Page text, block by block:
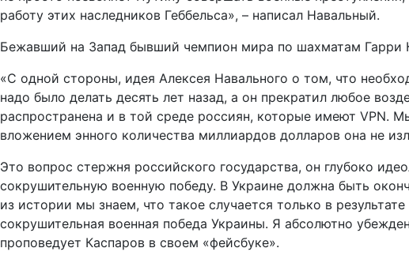
работу этих наследников Геббельса», – написал Навальный.
Бежавший на Запад бывший чемпион мира по шахматам Гарри
«С одной стороны, идея Алексея Навального о том, что
надо было делать десять лет назад, а он прекратил любое
распространена и в той среде россиян, которые имеют VPN.
вложением энного количества миллиардов долларов она не
Это вопрос стержня российского государства, он глубоко
сокрушительную военную победу. В Украине должна быть
из истории мы знаем, что такое случается только в
сокрушительная военная победа Украины. Я абсолютно
проповедует Каспаров в своем «фейсбуке».